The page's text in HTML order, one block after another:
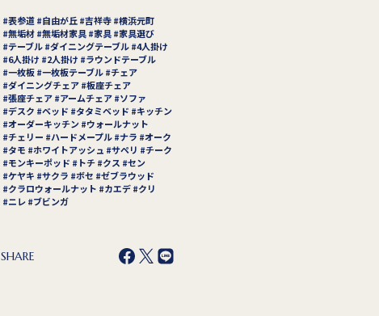
表参道 自由が丘 吉祥寺 横浜元町
無垢材 無垢材家具 家具
家具選び
テーブル ダイニングテーブル 4人掛け
6人掛け
2人掛け
ラウンドテーブル
一枚板 一枚板テーブル チェア
ダイニングチェア 板座チェア
張座チェア
アームチェア
ソファ
デスク
ベッド タタミベッド
キッチン
オーダーキッチン
ウォールナット
チェリー
ハードメープル ナラ
オーク
タモ
ホワイトアッシュ サペリ
チーク
モンキーポッド
トチ クス
セン
ケヤキ
サクラ ボセ
ゼブラウッド
クラロウォールナット
カエデ
クリ
ニレ
ブビンガ
SHARE